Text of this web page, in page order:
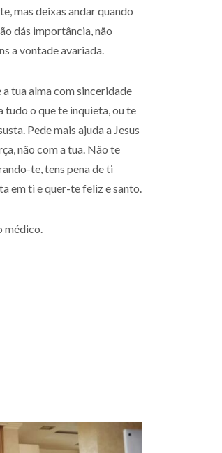
mas deixas andar quando
dás importância, não
a vontade avariada.
tua alma com sinceridade
tudo o que te inquieta, ou te
Pede mais ajuda a Jesus
não com a tua. Não te
te, tens pena de ti
em ti e quer-te feliz e santo.
médico.